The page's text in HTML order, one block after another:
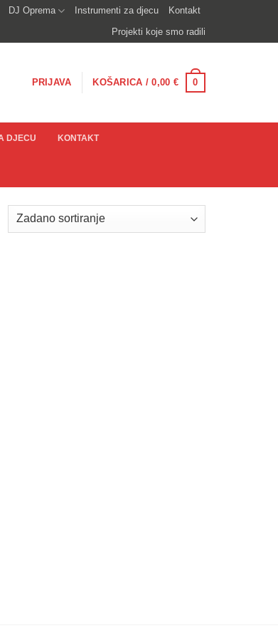
DJ Oprema Instrumenti za djecu
Kontakt
Projekti koje smo radili
PRIJAVA KOŠARICA /0,00 € 0
DJECU KONTAKT